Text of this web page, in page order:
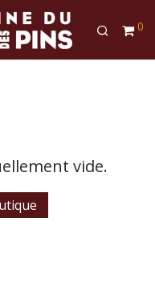
0
vide.